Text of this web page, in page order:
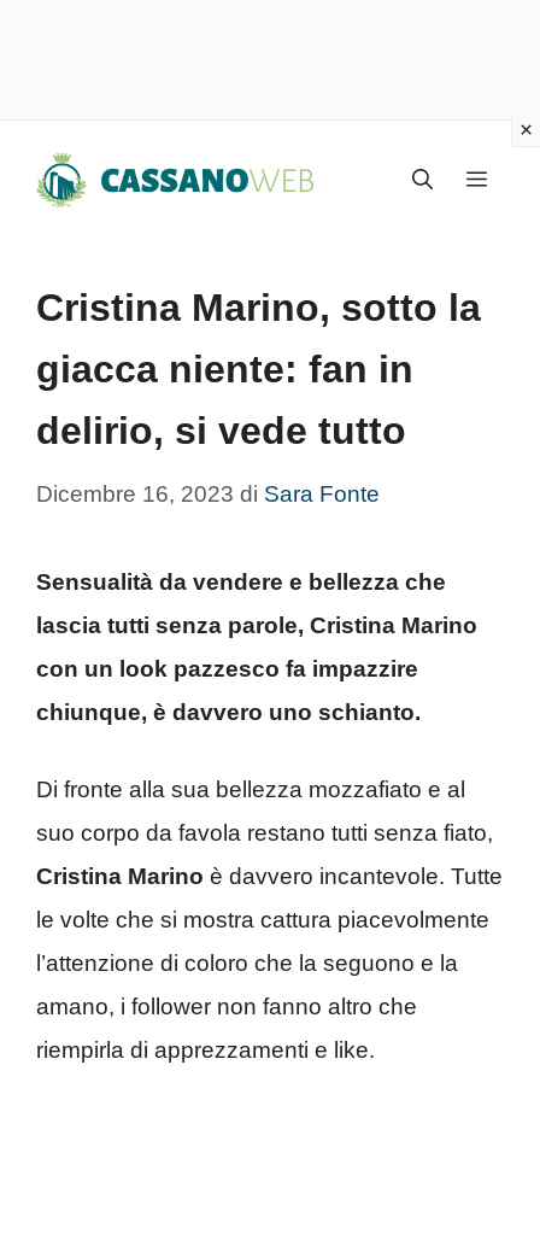
Menu
Cristina Marino, sotto la
giacca niente: fan in
delirio, si vede tutto
Dicembre 16, 2023 di Sara Fonte
Sensualità da vendere e bellezza che
lascia tutti senza parole, Cristina Marino
con un look pazzesco fa impazzire
chiunque, è davvero uno schianto.
Di fronte alla sua bellezza mozzafiato e al
suo corpo da favola restano tutti senza fiato,
Cristina Marino è davvero incantevole. Tutte
le volte che si mostra cattura piacevolmente
l’attenzione di coloro che la seguono e la
amano, i follower non fanno altro che
riempirla di apprezzamenti e like.